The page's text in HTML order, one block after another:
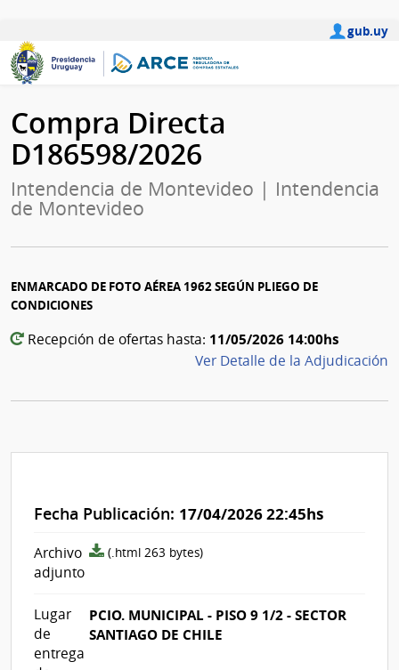
gub.uy
Compra Directa
D186598/2026
Intendencia de Montevideo | Intendencia
de Montevideo
ENMARCADO DE FOTO AÉREA 1962 SEGÚN PLIEGO DE
CONDICIONES
Recepción de ofertas hasta: 11/05/2026 14:00hs
Ver Detalle de la Adjudicación
Fecha Publicación: 17/04/2026 22:45hs
Archivo
adjunto
archivo
(.html 263 bytes)
Lugar
de
entrega
PCIO. MUNICIPAL - PISO 9 1/2 - SECTOR
SANTIAGO DE CHILE